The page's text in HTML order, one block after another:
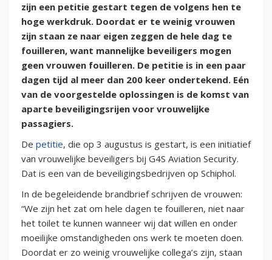
zijn een petitie gestart tegen de volgens hen te
hoge werkdruk. Doordat er te weinig vrouwen
zijn staan ze naar eigen zeggen de hele dag te
fouilleren, want mannelijke beveiligers mogen
geen vrouwen fouilleren. De petitie is in een paar
dagen tijd al meer dan 200 keer ondertekend. Eén
van de voorgestelde oplossingen is de komst van
aparte beveiligingsrijen voor vrouwelijke
passagiers.
De petitie, die op 3 augustus is gestart, is een initiatief
van vrouwelijke beveiligers bij G4S Aviation Security.
Dat is een van de beveiligingsbedrijven op Schiphol.
In de begeleidende brandbrief schrijven de vrouwen:
“We zijn het zat om hele dagen te fouilleren, niet naar
het toilet te kunnen wanneer wij dat willen en onder
moeilijke omstandigheden ons werk te moeten doen.
Doordat er zo weinig vrouwelijke collega’s zijn, staan